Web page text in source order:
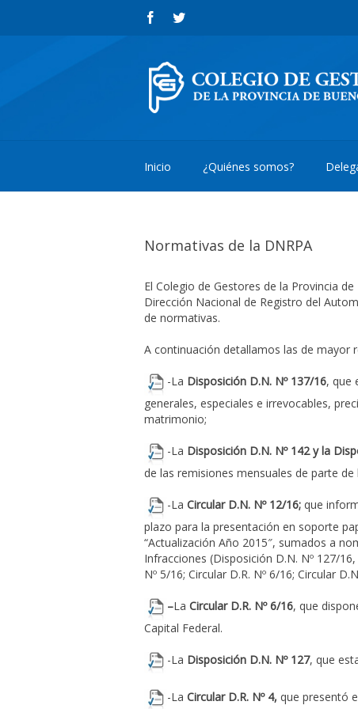
Inicio ¿Quiénes somos?
Normativas de la DNRPA
El Colegio de Gestores de la Provincia
Dirección Nacional de Registro del
de normativas.
A continuación detallamos las de mayor
-La Disposición D.N. Nº 137/16, que
generales, especiales e irrevocables,
matrimonio;
-La Disposición D.N. Nº 142y la
de las remisiones mensuales de parte de
-La Circular D.N. Nº 12/16; que
plazo para la presentación en soporte
“Actualización Año 2015″, sumados a
Infracciones (Disposición D.N. Nº 127/
Nº 5/16; Circular D.R. Nº 6/16; Circular
–La Circular D.R. Nº 6/16, que
Capital Federal.
-La Disposición D.N. Nº 127, que
-La Circular D.R. Nº 4, que presentó